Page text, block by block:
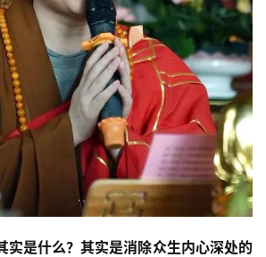
实是什么？其实是消除众生内心深处的